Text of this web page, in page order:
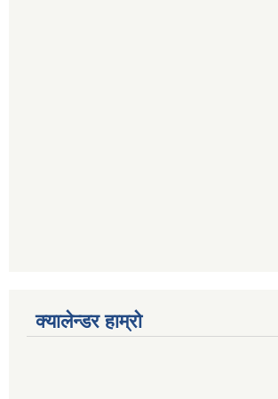
क्यालेन्डर हाम्रो